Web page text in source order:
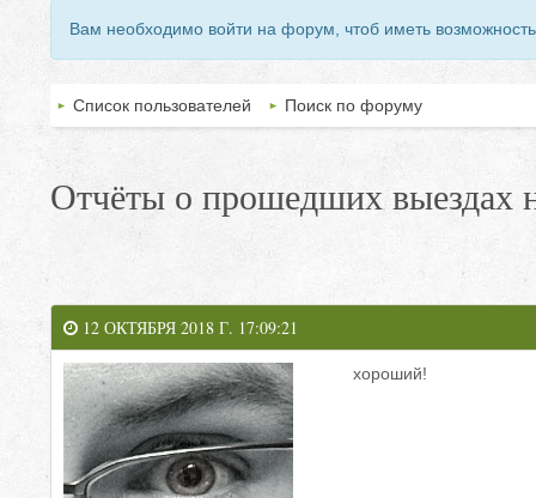
Вам необходимо войти на форум, чтоб иметь
Список пользователей Поиск по форуму
Отчёты о прошедших выездах
12 ОКТЯБРЯ 2018 Г. 17:09:21
хороший!